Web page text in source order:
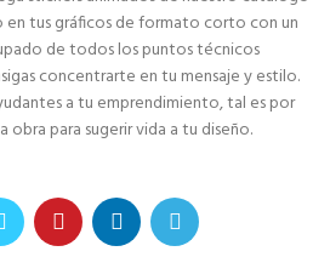
tus gráficos de formato corto con un
de todos los puntos técnicos
concentrarte en tu mensaje y estilo.
a tu emprendimiento, tal es por
obra para sugerir vida a tu diseño.